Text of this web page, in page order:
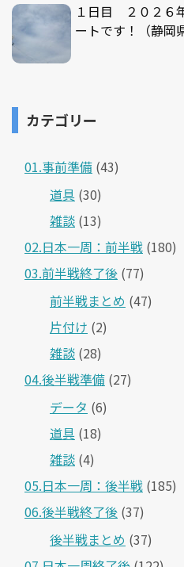
１日目 ２０２６
ートです！（静岡
カテゴリー
01.事前準備 (43)
道具 (30)
雑談 (13)
02.日本一周：前半戦 (180)
03.前半戦終了後 (77)
前半戦まとめ (47)
片付け (2)
雑談 (28)
04.後半戦準備 (27)
データ (6)
道具 (18)
雑談 (4)
05.日本一周：後半戦 (185)
06.後半戦終了後 (37)
後半戦まとめ (37)